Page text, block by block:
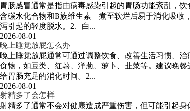
胃肠感冒通常是指由病毒感染引起的胃肠功能紊乱，
含碳水化合物和B族维生素，煮至软烂后易于消化吸
泻引起的轻度脱水。2、白...
2026-08-01
晚上睡觉放屁怎么办
晚上睡觉放屁通常可通过调整饮食、改善生活习惯、
食物，如豆类、红薯、洋葱、萝卜、韭菜等。建议晚
给胃肠充足的消化时间。2...
2026-08-01
射精多了会怎样
射精多了通常不会对健康造成严重伤害，但可能引起